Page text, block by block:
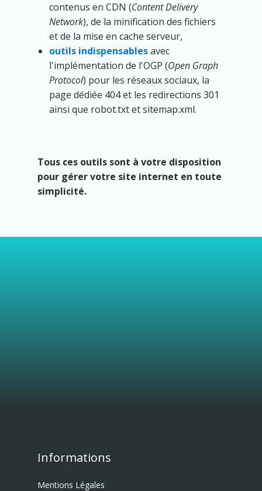
contenus en CDN (Content Delivery
Network), de la minification des fichiers
et de la mise en cache serveur,
outils indispensablesavec
l'implémentation de l'OGP (Open Graph
Protocol) pour les réseaux sociaux, la
page dédiée 404 et les redirections 301
ainsi que robot.txt et sitemap.xml.
Tous ces outils sont à votre disposition
pour gérer votre site internet en toute
simplicité.
Informations
Mentions Légales